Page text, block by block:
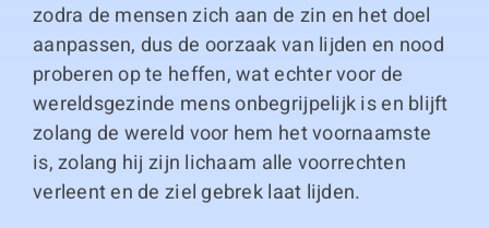
zodra de mensen zich aan de zin en het doel
aanpassen, dus de oorzaak van lijden en nood
proberen op te heffen, wat echter voor de
wereldsgezinde mens onbegrijpelijk is en blijft
zolang de wereld voor hem het voornaamste
is, zolang hij zijn lichaam alle voorrechten
verleent en de ziel gebrek laat lijden.